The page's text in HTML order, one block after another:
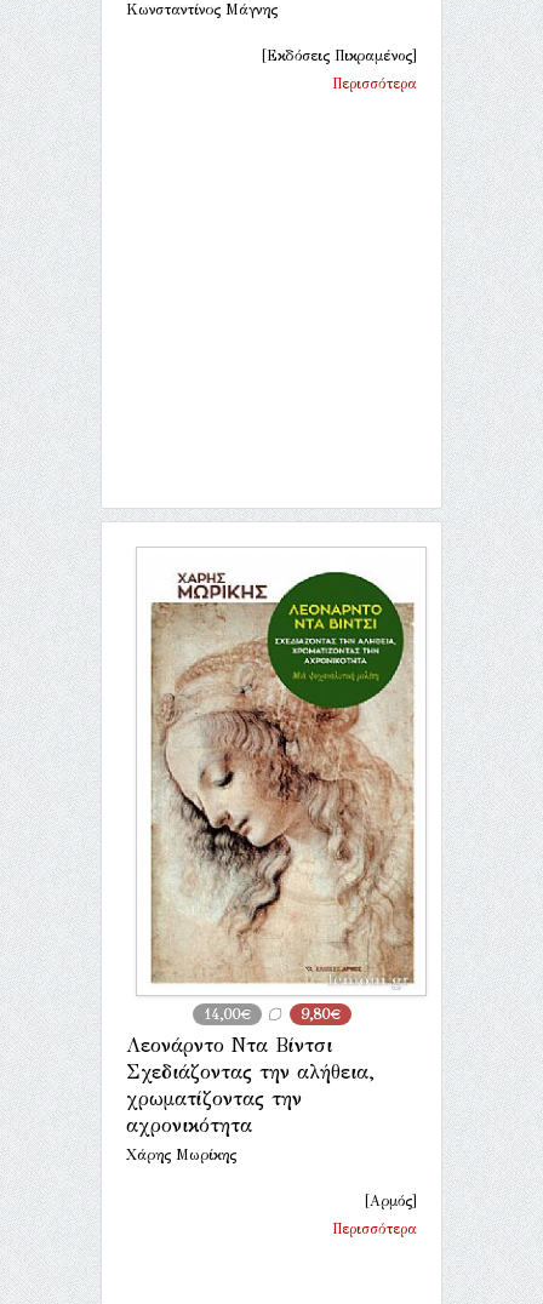
Κωνσταντίνος Μάγνης
[Εκδόσεις Πικραμένος]
Περισσότερα
14,00€ 9,80€
Λεονάρντο Ντα Βίντσι
Σχεδιάζοντας την αλήθεια,
χρωματίζοντας την
αχρονικότητα
Χάρης Μωρίκης
[Αρμός]
Περισσότερα